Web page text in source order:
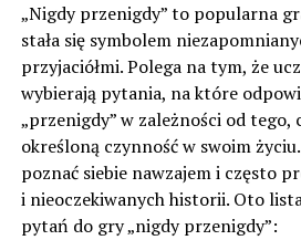
„Nigdy przenigdy” to popularna
stała się symbolem
przyjaciółmi. Polega na tym, że
wybierają pytania, na które
„przenigdy” w zależności od tego,
określoną czynność w swoim
poznać siebie nawzajem i często
i nieoczekiwanych historii. Oto
pytań do gry „nigdy przenigdy”: